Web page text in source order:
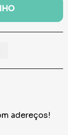
adereços!